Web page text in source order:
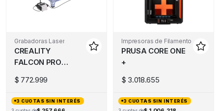
Grabadoras Laser
CREALITY
FALCON PRO
$ 772.999
3 CUOTAS SIN INTERÉS
Impresoras de Filamento
PRUSA CORE ONE
+
$ 3.018.655
3 CUOTAS SIN INTERÉS